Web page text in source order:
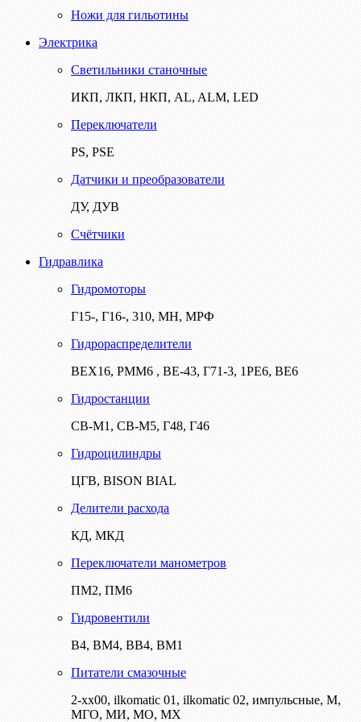
Ножи для гильотины
Электрика
Светильники станочные
ИКП, ЛКП, НКП, AL, ALM, LED
Переключатели
PS, PSE
Датчики и преобразователи
ДУ, ДУВ
Счётчики
Гидравлика
Гидромоторы
Г15-, Г16-, 310, МН, МРФ
Гидрораспределители
ВЕХ16, РММ6 , ВЕ-43, Г71-3, 1РЕ6, ВЕ6
Гидростанции
СВ-М1, СВ-М5, Г48, Г46
Гидроцилиндры
ЦГВ, BISON BIAL
Делители расхода
КД, МКД
Переключатели манометров
ПМ2, ПМ6
Гидровентили
В4, ВМ4, ВВ4, ВМ1
Питатели смазочные
2-хх00, ilkomatic 01, ilkomatic 02, импульсные, М,
МГО, МИ, МО, МХ